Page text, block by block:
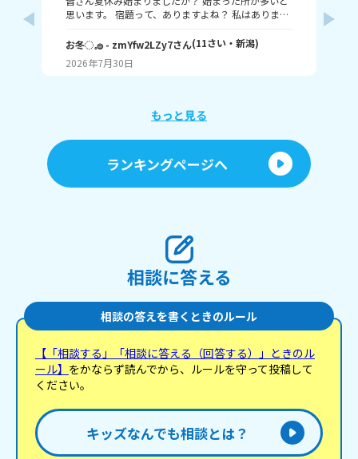
思います。 宿題って、ありますよね？ 私はありま
か？ 1はまだ終わってないで、10は全部終わったと
ってるので！ みなさんも教えてください！ それじゃ
お冬◌𓈒𓐍- zmYfw2LZy7さん(11さい・ 新潟)
2026年7月30日
もっと見る
ランキングページへ
相談に答える
相談の答えを書くときのルール
【「相談する」「相談に答える（回答する）」ときのル
ール】 をかならず読んでから、ルールを守って投稿して
ください。
キッズなんでも相談とは？